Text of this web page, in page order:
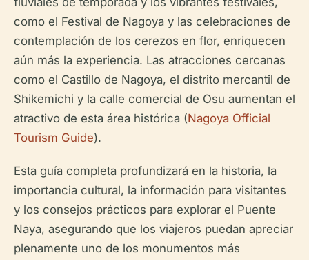
como el Festival de Nagoya y las celebraciones de
contemplación de los cerezos en flor, enriquecen
aún más la experiencia. Las atracciones cercanas
como el Castillo de Nagoya, el distrito mercantil de
Shikemichi y la calle comercial de Osu aumentan el
atractivo de esta área histórica (Nagoya Official
Tourism Guide).
Esta guía completa profundizará en la historia, la
importancia cultural, la información para visitantes
y los consejos prácticos para explorar el Puente
Naya, asegurando que los viajeros puedan apreciar
plenamente uno de los monumentos más